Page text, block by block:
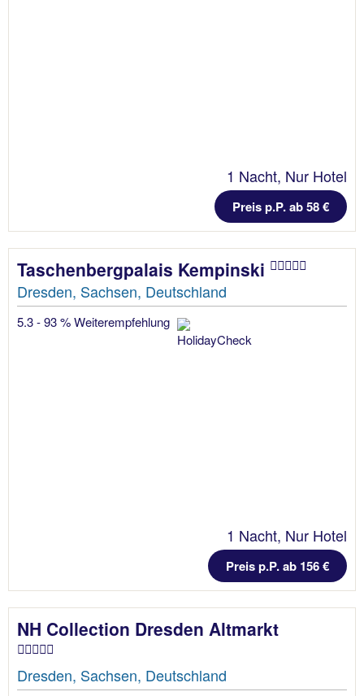
1 Nacht, Nur Hotel
Preis p.P. ab 58 €
Taschenbergpalais Kempinski
Dresden, Sachsen, Deutschland
5.3 - 93 % Weiterempfehlung
1 Nacht, Nur Hotel
Preis p.P. ab 156 €
NH Collection Dresden Altmarkt
Dresden, Sachsen, Deutschland